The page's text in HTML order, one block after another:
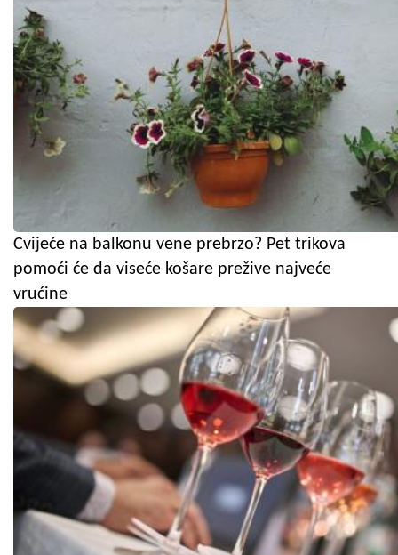
Cvijeće na balkonu vene prebrzo? Pet trikova
pomoći će da viseće košare prežive najveće
vrućine